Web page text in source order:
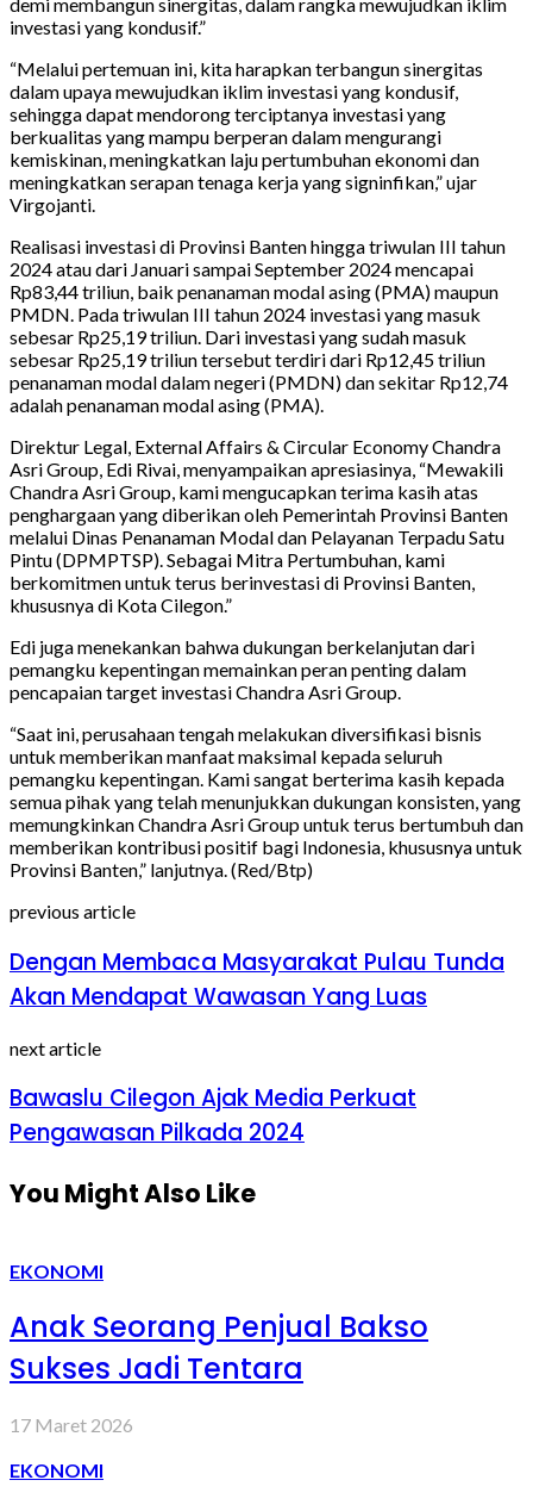
investasi yang kondusif.”
“Melalui pertemuan ini, kita harapkan terbangun sinergitas
dalam upaya mewujudkan iklim investasi yang kondusif,
sehingga dapat mendorong terciptanya investasi yang
berkualitas yang mampu berperan dalam mengurangi
kemiskinan, meningkatkan laju pertumbuhan ekonomi dan
meningkatkan serapan tenaga kerja yang signinfikan,” ujar
Virgojanti.
Realisasi investasi di Provinsi Banten hingga triwulan III tahun
2024 atau dari Januari sampai September 2024 mencapai
Rp83,44 triliun, baik penanaman modal asing (PMA) maupun
PMDN. Pada triwulan III tahun 2024 investasi yang masuk
sebesar Rp25,19 triliun. Dari investasi yang sudah masuk
sebesar Rp25,19 triliun tersebut terdiri dari Rp12,45 triliun
penanaman modal dalam negeri (PMDN) dan sekitar Rp12,74
adalah penanaman modal asing (PMA).
Direktur Legal, External Affairs & Circular Economy Chandra
Asri Group, Edi Rivai, menyampaikan apresiasinya, “Mewakili
Chandra Asri Group, kami mengucapkan terima kasih atas
penghargaan yang diberikan oleh Pemerintah Provinsi Banten
melalui Dinas Penanaman Modal dan Pelayanan Terpadu Satu
Pintu (DPMPTSP). Sebagai Mitra Pertumbuhan, kami
berkomitmen untuk terus berinvestasi di Provinsi Banten,
khususnya di Kota Cilegon.”
Edi juga menekankan bahwa dukungan berkelanjutan dari
pemangku kepentingan memainkan peran penting dalam
pencapaian target investasi Chandra Asri Group.
“Saat ini, perusahaan tengah melakukan diversifikasi bisnis
untuk memberikan manfaat maksimal kepada seluruh
pemangku kepentingan. Kami sangat berterima kasih kepada
semua pihak yang telah menunjukkan dukungan konsisten, yang
memungkinkan Chandra Asri Group untuk terus bertumbuh dan
memberikan kontribusi positif bagi Indonesia, khususnya untuk
Provinsi Banten,” lanjutnya. (Red/Btp)
previous article
Dengan Membaca Masyarakat Pulau Tunda
Akan Mendapat Wawasan Yang Luas
next article
Bawaslu Cilegon Ajak Media Perkuat
Pengawasan Pilkada 2024
You Might Also Like
EKONOMI
Anak Seorang Penjual Bakso
Sukses Jadi Tentara
17 Maret 2026
EKONOMI